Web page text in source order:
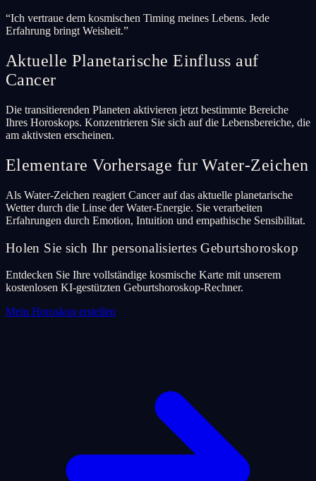
“Ich vertraue dem kosmischen Timing meines Lebens. Jede
Erfahrung bringt Weisheit.”
Aktuelle Planetarische Einfluss auf
Cancer
Die transitierenden Planeten aktivieren jetzt bestimmte Bereiche
Ihres Horoskops. Konzentrieren Sie sich auf die Lebensbereiche, die
am aktivsten erscheinen.
Elementare Vorhersage fur Water-Zeichen
Als Water-Zeichen reagiert Cancer auf das aktuelle planetarische
Wetter durch die Linse der Water-Energie. Sie verarbeiten
Erfahrungen durch Emotion, Intuition und empathische Sensibilitat.
Holen Sie sich Ihr personalisiertes Geburtshoroskop
Entdecken Sie Ihre vollständige kosmische Karte mit unserem
kostenlosen KI-gestützten Geburtshoroskop-Rechner.
Mein Horoskop erstellen